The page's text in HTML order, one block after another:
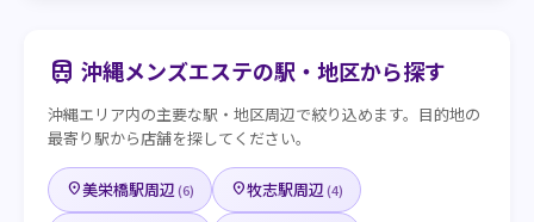
train 沖縄メンズエステの駅・地区から探す
沖縄エリア内の主要な駅・地区周辺で絞り込めます。目的地の
最寄り駅から店舗を探してください。
place美栄橋駅周辺(6) place牧志駅周辺(4)